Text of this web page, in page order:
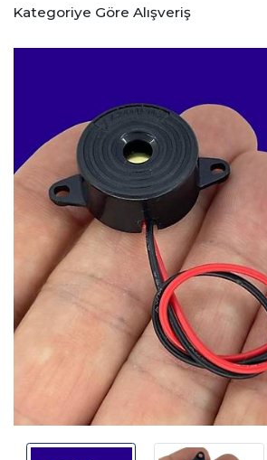
Kategoriye Göre Alışveriş